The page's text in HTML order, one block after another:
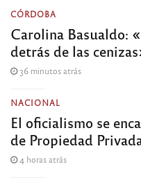
CÓRDOBA
Carolina Basualdo:
detrás de las
36 minutos atrás
NACIONAL
El oficialismo se
de Propiedad
4 horas atrás